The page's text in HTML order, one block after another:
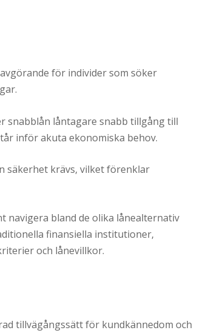
för individer som söker
snabblån låntagare snabb tillgång till
inför akuta ekonomiska behov.
säkerhet krävs, vilket förenklar
bland de olika lånealternativ
finansiella institutioner,
och lånevillkor.
tillvägångssätt för kundkännedom och